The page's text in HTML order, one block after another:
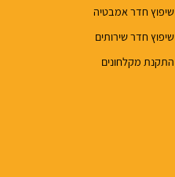
שיפוץ חדר אמבטיה
שיפוץ חדר שירותים
התקנת מקלחונים